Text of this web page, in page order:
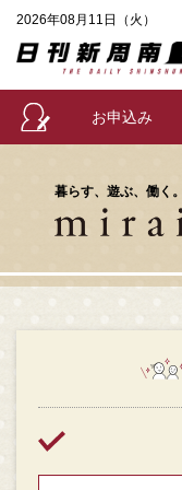
2026年08月11日（火）
お申込み
暮らす、遊ぶ、働く。